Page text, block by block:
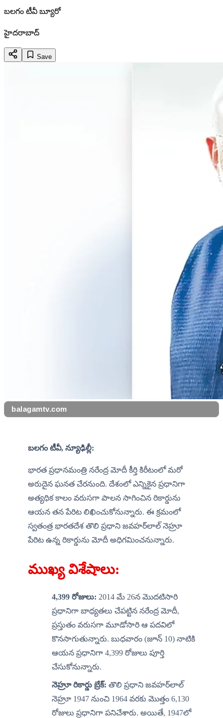
బలగం టీవీ బ్యూరో
హైదరాబాద్
Save
balagamtv.com
బలగం టీవీ, న్యూఢిల్లీ:
భారత ప్రధానమంత్రి నరేంద్ర మోదీ కీర్తి కిరీటంలో మరో
అరుదైన ఘనత చేరనుంది. దేశంలో ఎన్నికైన ప్రధానిగా
అత్యధిక కాలం వరుసగా పాలన సాగించిన రికార్డును
ఆయన తన పేరిట లిఖించుకోనున్నారు. ఈ క్రమంలో
స్వతంత్ర భారతదేశ తొలి ప్రధాని జవహర్‌లాల్ నెహ్రూ
పేరిట ఉన్న రికార్డును మోదీ అధిగమించనున్నారు.
ముఖ్య విశేషాలు:
4,399 రోజులు: 2014 మే 26న మొదటిసారి
ప్రధానిగా బాధ్యతలు చేపట్టిన నరేంద్ర మోదీ,
ప్రస్తుతం వరుసగా మూడోసారి ఆ పదవిలో
కొనసాగుతున్నారు. బుధవారం (జూన్ 10) నాటికి
ఆయన ప్రధానిగా 4,399 రోజులు పూర్తి
చేసుకోనున్నారు.
నెహ్రూ రికార్డు బ్రేక్: తొలి ప్రధాని జవహర్‌లాల్
నెహ్రూ 1947 నుంచి 1964 వరకు మొత్తం 6,130
రోజులు ప్రధానిగా పనిచేశారు. అయితే, 1947లో